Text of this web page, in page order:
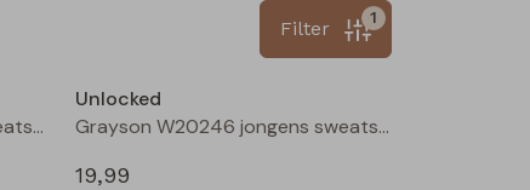
1
Filter
Grayson W20246 jongens sweatshirt Mauve
Unlocked
Grayson W20246 jongens sweatshirt Bruin donker
19,99